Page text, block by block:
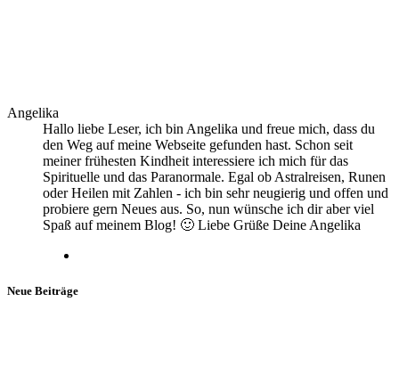
Angelika
Hallo liebe Leser, ich bin Angelika und freue mich, dass du
den Weg auf meine Webseite gefunden hast. Schon seit
meiner frühesten Kindheit interessiere ich mich für das
Spirituelle und das Paranormale. Egal ob Astralreisen, Runen
oder Heilen mit Zahlen - ich bin sehr neugierig und offen und
probiere gern Neues aus. So, nun wünsche ich dir aber viel
Spaß auf meinem Blog! 🙂 Liebe Grüße Deine Angelika
Neue Beiträge